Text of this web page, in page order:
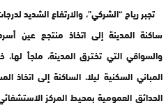
تجبر رياح “الشركي”، والارتفاع الشديد
ساكنة المدينة إلى اتخاذ منتجع عين
والسواقي التي تخترق المدينة، ملجأ
المباني السكنية ليلا، الساكنة إلى اتخاذ
الحدائق العمومية بمحيط المركز